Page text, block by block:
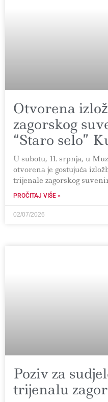
Otvorena
zagorskog
“Staro selo”
U subotu, 11. srpnja, u
otvorena je gostujuća
trijenale zagorskog
PROČITAJ VIŠE »
02/07/2026
Poziv za
trijenalu